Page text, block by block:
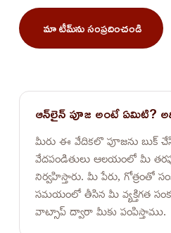
మా టీమ్‌ను సంప్రదించండి
ఆన్‌లైన్ పూజ అంటే ఏమిటి?
మీరు ఈ వేదికలొ పూజను బుక్
వేదపండితులు ఆలయంలో మీ
నిర్వహిస్తారు. మీ పేరు, గోత్రంతో
సమయంలో తీసిన మీ వ్యక్తిగత
వాట్సాప్ ద్వారా మీకు పంపిస్తాము.